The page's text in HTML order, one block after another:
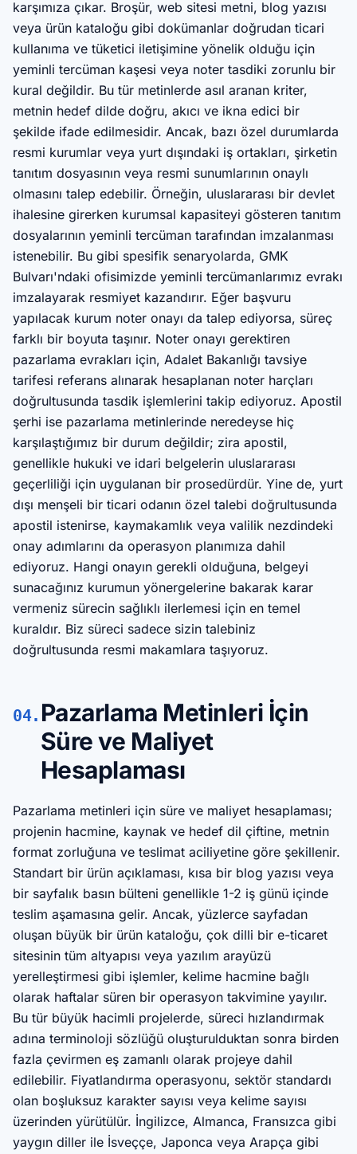
karşımıza çıkar. Broşür, web sitesi metni, blog yazısı
veya ürün kataloğu gibi dokümanlar doğrudan ticari
kullanıma ve tüketici iletişimine yönelik olduğu için
yeminli tercüman kaşesi veya noter tasdiki zorunlu bir
kural değildir. Bu tür metinlerde asıl aranan kriter,
metnin hedef dilde doğru, akıcı ve ikna edici bir
şekilde ifade edilmesidir. Ancak, bazı özel durumlarda
resmi kurumlar veya yurt dışındaki iş ortakları, şirketin
tanıtım dosyasının veya resmi sunumlarının onaylı
olmasını talep edebilir. Örneğin, uluslararası bir devlet
ihalesine girerken kurumsal kapasiteyi gösteren tanıtım
dosyalarının yeminli tercüman tarafından imzalanması
istenebilir. Bu gibi spesifik senaryolarda, GMK
Bulvarı'ndaki ofisimizde yeminli tercümanlarımız evrakı
imzalayarak resmiyet kazandırır. Eğer başvuru
yapılacak kurum noter onayı da talep ediyorsa, süreç
farklı bir boyuta taşınır. Noter onayı gerektiren
pazarlama evrakları için, Adalet Bakanlığı tavsiye
tarifesi referans alınarak hesaplanan noter harçları
doğrultusunda tasdik işlemlerini takip ediyoruz. Apostil
şerhi ise pazarlama metinlerinde neredeyse hiç
karşılaştığımız bir durum değildir; zira apostil,
genellikle hukuki ve idari belgelerin uluslararası
geçerliliği için uygulanan bir prosedürdür. Yine de, yurt
dışı menşeli bir ticari odanın özel talebi doğrultusunda
apostil istenirse, kaymakamlık veya valilik nezdindeki
onay adımlarını da operasyon planımıza dahil
ediyoruz. Hangi onayın gerekli olduğuna, belgeyi
sunacağınız kurumun yönergelerine bakarak karar
vermeniz sürecin sağlıklı ilerlemesi için en temel
kuraldır. Biz süreci sadece sizin talebiniz
doğrultusunda resmi makamlara taşıyoruz.
04. Pazarlama Metinleri İçin
Süre ve Maliyet
Hesaplaması
Pazarlama metinleri için süre ve maliyet hesaplaması;
projenin hacmine, kaynak ve hedef dil çiftine, metnin
format zorluğuna ve teslimat aciliyetine göre şekillenir.
Standart bir ürün açıklaması, kısa bir blog yazısı veya
bir sayfalık basın bülteni genellikle 1-2 iş günü içinde
teslim aşamasına gelir. Ancak, yüzlerce sayfadan
oluşan büyük bir ürün kataloğu, çok dilli bir e-ticaret
sitesinin tüm altyapısı veya yazılım arayüzü
yerelleştirmesi gibi işlemler, kelime hacmine bağlı
olarak haftalar süren bir operasyon takvimine yayılır.
Bu tür büyük hacimli projelerde, süreci hızlandırmak
adına terminoloji sözlüğü oluşturulduktan sonra birden
fazla çevirmen eş zamanlı olarak projeye dahil
edilebilir. Fiyatlandırma operasyonu, sektör standardı
olan boşluksuz karakter sayısı veya kelime sayısı
üzerinden yürütülür. İngilizce, Almanca, Fransızca gibi
yaygın diller ile İsveççe, Japonca veya Arapça gibi